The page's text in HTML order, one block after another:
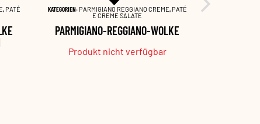
PATÉ
KATEGORIEN: PARMIGIANO REGGIANO CREME PATÉ
E CREME SALATE
PARMIGIANO-REGGIANO-WOLKE
Produkt nicht verfügbar